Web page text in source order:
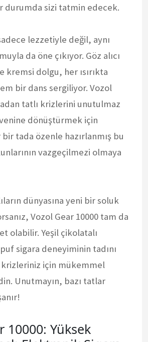
durumda sizi tatmin edecek.
lezzetiyle değil, aynı
da öne çıkıyor. Göz alıcı
kremsi dolgu, her ısırıkta
bir dans sergiliyor. Vozol
tatlı krizlerini unutulmaz
dönüştürmek için
tada özenle hazırlanmış bu
vazgeçilmezi olmaya
dünyasına yeni bir soluk
Vozol Gear 10000 tam da
olabilir. Yeşil çikolatalı
sigara deneyiminin tadını
krizleriniz için mükemmel
Unutmayın, bazı tatlar
10000: Yüksek